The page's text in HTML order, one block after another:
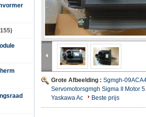
Grote Afbeelding : Sgmgh-
Servomotorsgmgh Sigma II Motor
Yaskawa Ac
Beste prijs